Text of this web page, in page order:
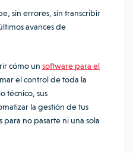
sin errores, sin transcribir
avances de
cómo un software para el
el control de toda la
técnico, sus
la gestión de tus
no pasarte ni una sola